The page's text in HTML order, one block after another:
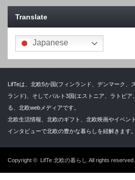
Translate
Japanese
LifTeは、北欧5か国(フィンランド、デンマーク、
ランド)、そしてバルト3国(エストニア、ラトビ
る、北欧webメディアです。
北欧生活情報、北欧のギフト、北欧映画やイベン
インタビューで北欧の豊かな暮らしを紐解きます。
Copyright © LifTe 北欧の暮らし All rights reserved.